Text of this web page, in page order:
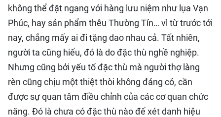
không thể đặt ngang với hàng lưu niệm như lụa Vạn
Phúc, hay sản phẩm thêu Thường Tín… vì từ trước tới
nay, chẳng mấy ai đi tặng dao nhau cả. Tất nhiên,
người ta cũng hiểu, đó là do đặc thù nghề nghiệp.
Nhưng cũng bởi yếu tố đặc thù mà người thợ làng
rèn cũng chịu một thiệt thòi không đáng có, cần
được sự quan tâm điều chỉnh của các cơ quan chức
năng. Đó là chưa có đặc thù nào để xét danh hiệu